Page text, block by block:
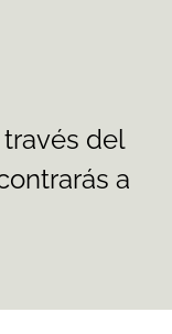
del
a